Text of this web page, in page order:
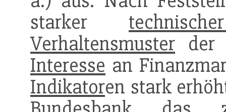
starker
Verhaltensmuster der
Interesse an
Indikatoren stark